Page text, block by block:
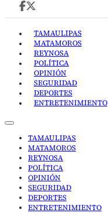
TAMAULIPAS
MATAMOROS
REYNOSA
POLÍTICA
OPINIÓN
SEGURIDAD
DEPORTES
ENTRETENIMIENTO
TAMAULIPAS
MATAMOROS
REYNOSA
POLÍTICA
OPINIÓN
SEGURIDAD
DEPORTES
ENTRETENIMIENTO